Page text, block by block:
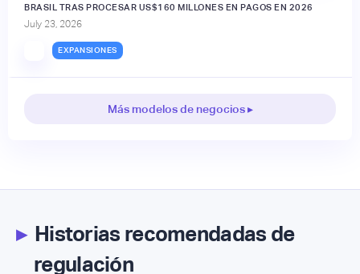
BRASIL TRAS PROCESAR US$160 MILLONES EN PAGOS EN 2026
July 23, 2026
EXPANSIONES
Más modelos de negocios ▸
▸Historias recomendadas de
regulación